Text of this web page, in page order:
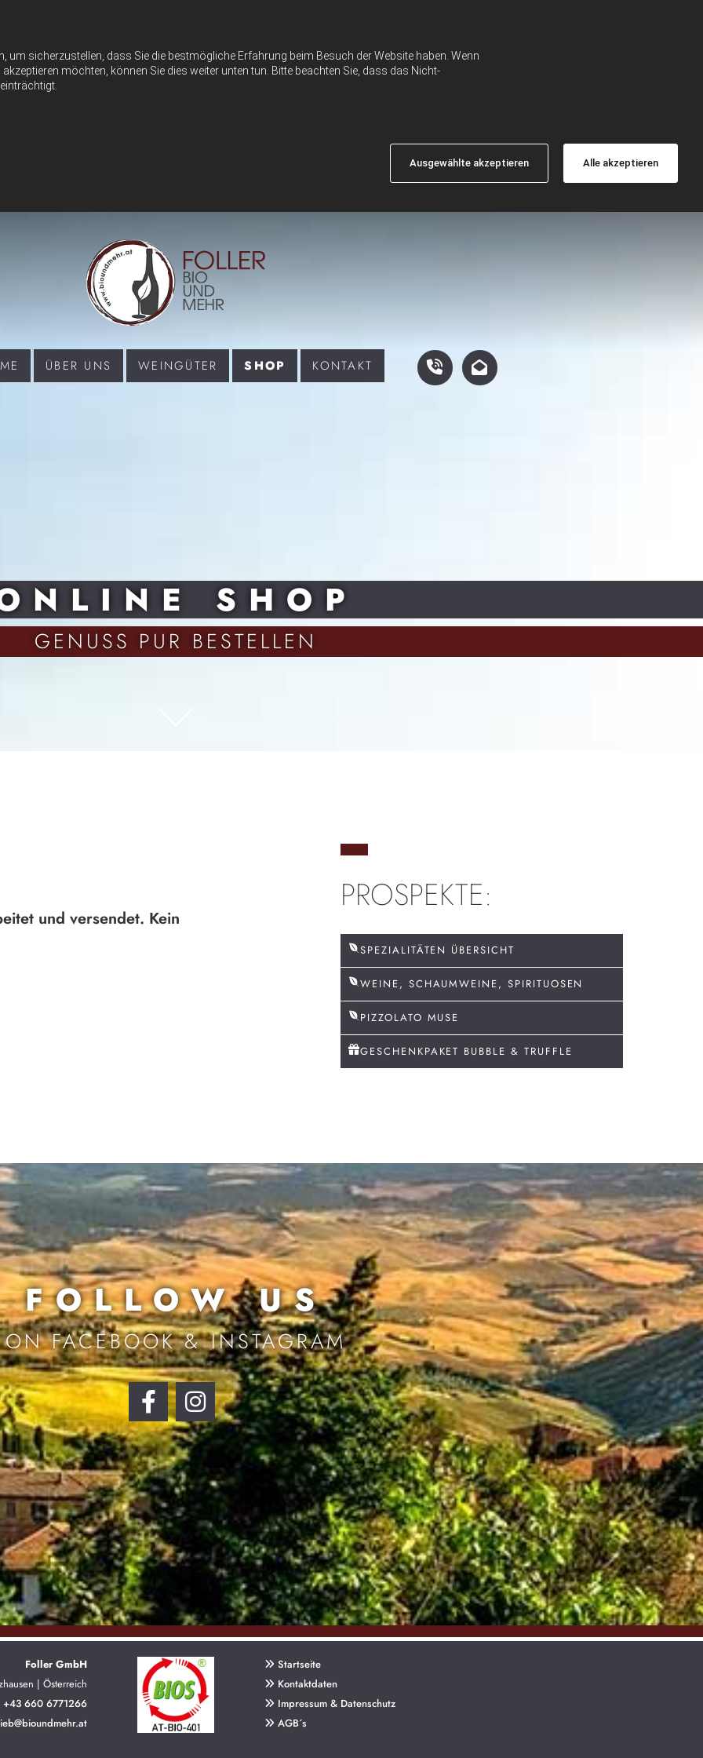
um sicherzustellen, dass Sie die bestmögliche Erfahrung beim Besuch der Website haben. Wenn
möchten, können Sie dies weiter unten tun. Bitte beachten Sie, dass das Nicht-
Ausgewählte akzeptieren Alle akzeptieren
ÜBER UNS WEINGÜTER SHOP KONTAKT
SHOP
GENUSS PUR BESTELLEN
und versendet. Kein
PROSPEKTE:
SPEZIALITÄTEN ÜBERSICHT
WEINE, SCHAUMWEINE, SPIRITUOSEN
PIZZOLATO MUSE
GESCHENKPAKET BUBBLE & TRUFFLE
FOLLOW US
ON FACEBOOK & INSTAGRAM
Foller GmbH
| Österreich
+43 660 6771266
 Startseite
 Kontaktdaten
 Impressum & Datenschutz
 AGB´s